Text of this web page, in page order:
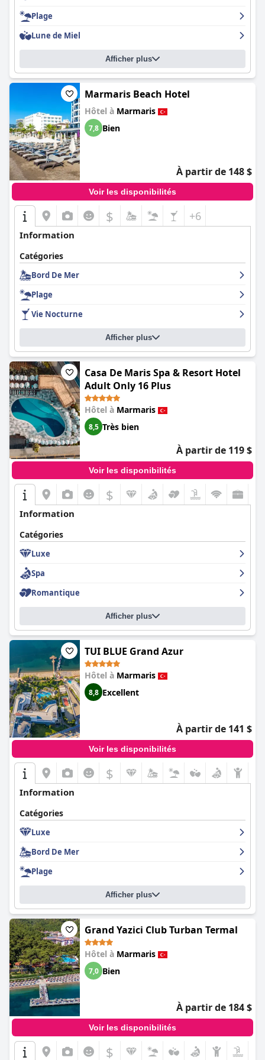
Plage
Lune de Miel
Afficher plus
Marmaris Beach Hotel
Hôtel à Marmaris
7,8 Bien
À partir de 148 $
Voir les disponibilités
$ +6
Information
Catégories
Bord De Mer
Plage
Vie Nocturne
Afficher plus
Casa De Maris Spa & Resort Hotel
Adult Only 16 Plus
Hôtel à Marmaris
8,5 Très bien
À partir de 119 $
Voir les disponibilités
$
Information
Catégories
Luxe
Spa
Romantique
Afficher plus
TUI BLUE Grand Azur
Hôtel à Marmaris
8,8 Excellent
À partir de 141 $
Voir les disponibilités
$
Information
Catégories
Luxe
Bord De Mer
Plage
Afficher plus
Grand Yazici Club Turban Termal
Hôtel à Marmaris
7,0 Bien
À partir de 184 $
Voir les disponibilités
$